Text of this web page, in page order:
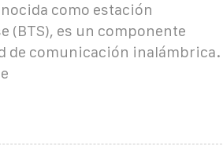
como estación
(BTS), es un componente
de comunicación inalámbrica.